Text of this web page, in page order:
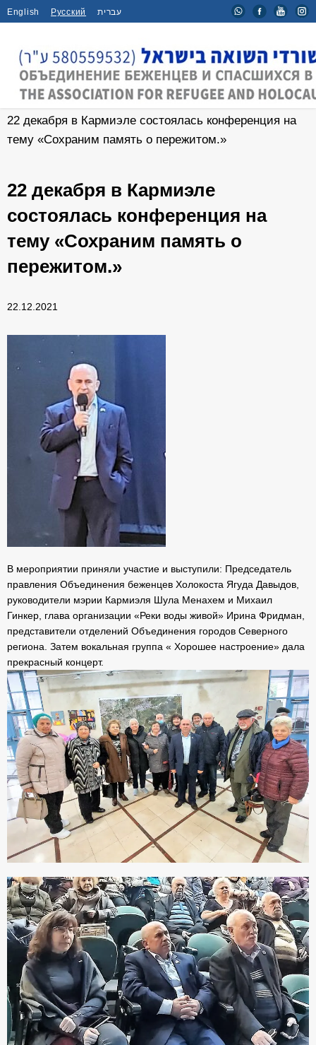
English Русский עברית
Главная / Новости /
22 декабря в Кармиэле состоялась конференция на
тему «Сохраним память о пережитом.»
22 декабря в Кармиэле
состоялась конференция на
тему «Сохраним память о
пережитом.»
22.12.2021
В мероприятии приняли участие и выступили: Председатель
правления Объединения беженцев Холокоста Ягуда Давыдов,
руководители мэрии Кармиэля Шула Менахем и Михаил
Гинкер, глава организации «Реки воды живой» Ирина Фридман,
представители отделений Объединения городов Северного
региона. Затем вокальная группа « Хорошее настроение» дала
прекрасный концерт.